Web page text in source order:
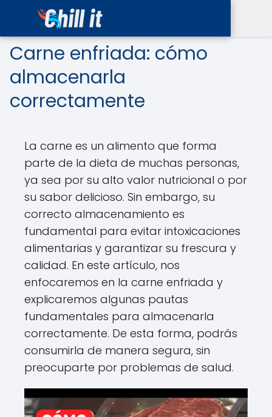
Carne enfriada: cómo
almacenarla
correctamente
La carne es un alimento que forma
parte de la dieta de muchas personas,
ya sea por su alto valor nutricional o por
su sabor delicioso. Sin embargo, su
correcto almacenamiento es
fundamental para evitar intoxicaciones
alimentarias y garantizar su frescura y
calidad. En este artículo, nos
enfocaremos en la carne enfriada y
explicaremos algunas pautas
fundamentales para almacenarla
correctamente. De esta forma, podrás
consumirla de manera segura, sin
preocuparte por problemas de salud.